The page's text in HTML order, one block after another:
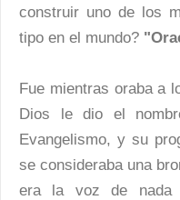
construir uno de los
tipo en el mundo?
Fue mientras oraba a
Dios le dio el
Evangelismo, y su
se consideraba una
era la voz de nada